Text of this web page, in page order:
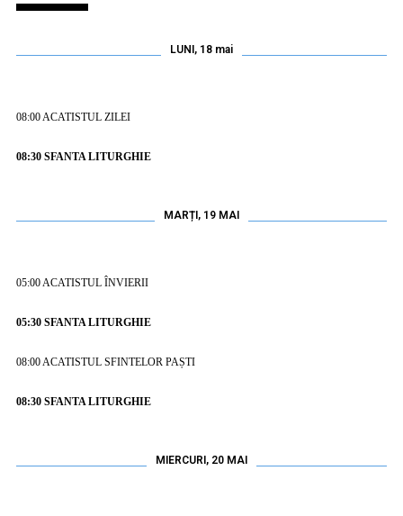
LUNI, 18 mai
08:00ACATISTUL ZILEI
08:30 SFANTA LITURGHIE
MARȚI, 19 MAI
05:00ACATISTUL ÎNVIERII
05:30 SFANTA LITURGHIE
08:00ACATISTUL SFINTELOR PAȘTI
08:30 SFANTA LITURGHIE
MIERCURI, 20 MAI